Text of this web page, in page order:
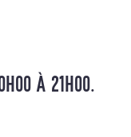
À 21H00.